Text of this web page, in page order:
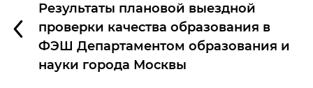
Результаты плановой выездной
проверки качества образования в
ФЭШ Департаментом образования и
науки города Москвы